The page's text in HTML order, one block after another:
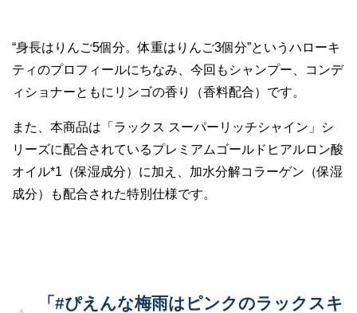
“身長はりんご5個分。体重はりんご3個分”というハローキ
ティのプロフィールにちなみ、今回もシャンプー、コンデ
ィショナーともにリンゴの香り（香料配合）です。
また、本商品は「ラックス スーパーリッチシャイン」シ
リーズに配合されているプレミアムゴールドヒアルロン酸
オイル*1（保湿成分）に加え、加水分解コラーゲン（保湿
成分）も配合された特別仕様です。
「#ぴえんな梅雨はピンクのラックスキ